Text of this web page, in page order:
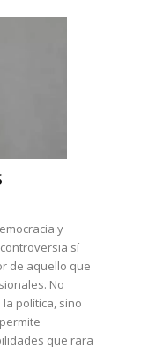
y
sí
de aquello que
No
política, sino
que rara